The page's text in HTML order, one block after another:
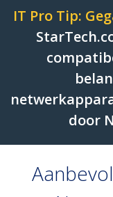
IT Pro Tip:
door